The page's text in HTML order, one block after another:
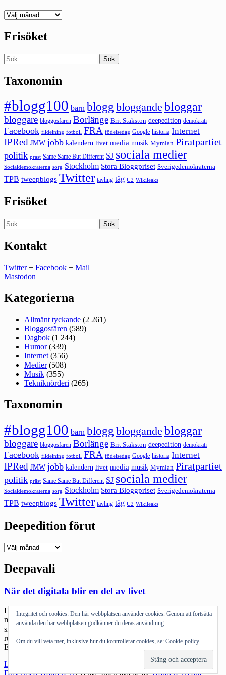
Deepedition
Frisöket
Sök
efter:
Taxonomin
#blogg100 barn blogg bloggande bloggar
bloggare bloggosfären Borlänge Brit Stakston deepedition demokrati
Facebook fildelning fotboll FRA födelsedag Google historia Internet
IPRed JMW jobb kalendern livet media musik Mymlan Piratpartiet
politik präst Same Same But Different SJ sociala medier
Socialdemokraterna sorg Stockholm Stora Bloggpriset Sverigedemokraterna
TPB tweepblogs Twitter tävling tåg U2 Wikileaks
Frisöket
Sök
efter:
Kontakt
Twitter+ Facebook + Mail
Mastodon
Kategorierna
Allmänt tyckande (2 261)
Bloggosfären (589)
Dagbok (1 244)
Humor(339)
Internet (356)
Medier(508)
Musik (355)
Tekniknörderi (265)
Taxonomin
#blogg100 barn blogg bloggande bloggar
bloggare bloggosfären Borlänge Brit Stakston deepedition demokrati
Facebook fildelning fotboll FRA födelsedag Google historia Internet
IPRed JMW jobb kalendern livet media musik Mymlan Piratpartiet
politik präst Same Same But Different SJ sociala medier
Socialdemokraterna sorg Stockholm Stora Bloggpriset Sverigedemokraterna
TPB tweepblogs Twitter tävling tåg U2 Wikileaks
Deepedition förut
Deepedition
Deepavali
När det digitala blir en del av livet
Det har blivit lite uppmärksamhet runt att jag bytte bort mitt ena
mellannamn till min handle. Kul och samtidigt lite oväntat. Eller
snarare så inser jag att min förflugna idé – delvis född ur irritation
runt PRVs hantering av mitt företagsnamn – faktiskt är lite speciellt.
Efter att jag valt att göra den ganska svåra […]
Läs mer
det
Drivs med WordPress |Tema: Intergalactic avWordPress.com.
Integritet och cookies: Den här webbplatsen använder cookies. Genom att fortsätta
använda den här webbplatsen godkänner du deras användning.
Om du vill veta mer, inklusive hur du kontrollerar cookies, se: Cookie-policy